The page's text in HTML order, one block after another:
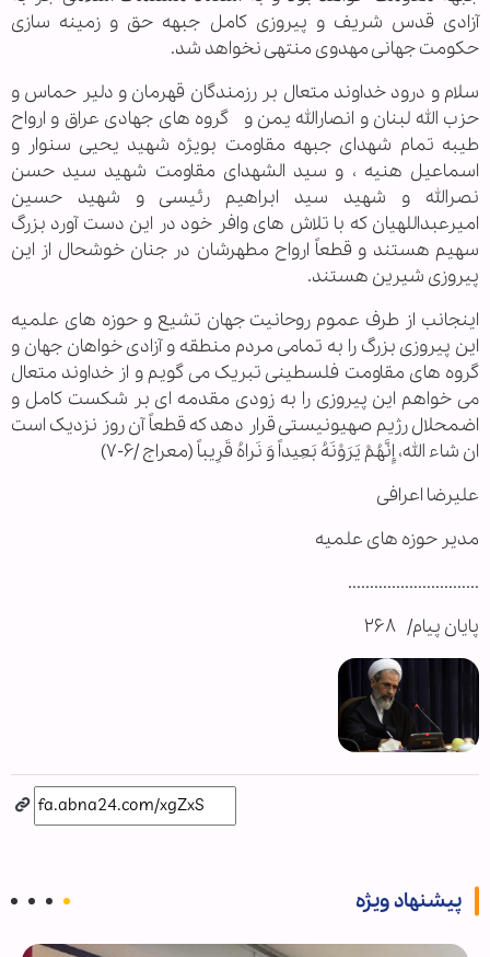
آزادی قدس شریف و پیروزی کامل جبهه حق و زمینه سازی
حکومت جهانی مهدوی منتهی نخواهد شد.
سلام و درود خداوند متعال بر رزمندگان قهرمان و دلیر حماس و
حزب الله لبنان و انصارالله یمن و گروه های جهادی عراق و ارواح
طیبه تمام شهدای جبهه مقاومت بویژه شهید یحیی سنوار و
اسماعیل هنیه ، و سید الشهدای مقاومت شهید سید حسن
نصرالله و شهید سید ابراهیم رئیسی و شهید حسین
امیرعبداللهیان که با تلاش های وافر خود در این دست آورد بزرگ
سهیم هستند و قطعاً ارواح مطهرشان در جنان خوشحال از این
پیروزی شیرین هستند.
اینجانب از طرف عموم روحانیت جهان تشیع و حوزه های علمیه
این پیروزی بزرگ را به تمامی مردم منطقه و آزادی خواهان جهان و
گروه های مقاومت فلسطینی تبریک می گویم و از خداوند متعال
می خواهم این پیروزی را به زودی مقدمه ای بر شکست کامل و
اضمحلال رژیم صهیونیستی قرار دهد که قطعاً آن روز نزدیک است
ان شاء الله، إِنَّهُمْ يَرَوْنَهُ بَعِيداً وَ نَراهُ قَرِيباً (معراج /۶-۷)
علیرضا اعرافی
مدیر حوزه های علمیه
..............................
پایان پیام/ ۲۶۸
پیشنهاد ویژه